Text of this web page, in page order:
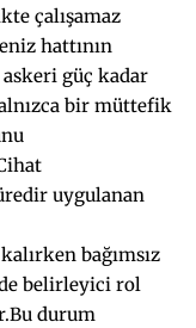
çalışamaz
hattının
güç kadar
bir müttefik
uygulanan
bağımsız
belirleyici rol
durum